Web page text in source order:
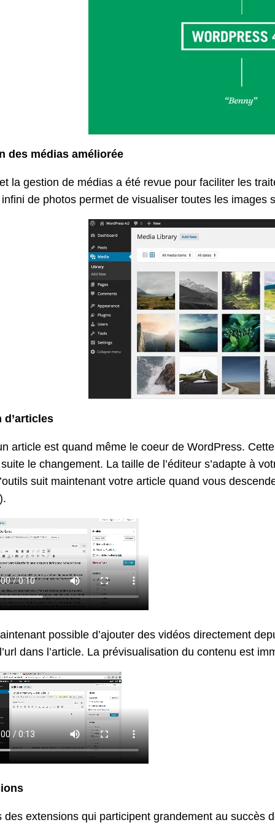
des médias améliorée
et la gestion de médias a été revue pour faciliter les
de photos permet de visualiser toutes les images
d’articles
article est quand même le coeur de WordPress.
le changement. La taille de l’éditeur s’adapte à
suit maintenant votre article quand vous
possible d’ajouter des vidéos directement
dans l’article. La prévisualisation du contenu est
des extensions qui participent grandement au succès